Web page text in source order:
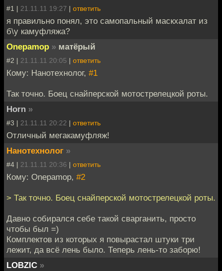
#1 | 21.11.11 19:27 | ответить
я правильно понял, это самопальный маскхалат из
б\у камуфляжа?
Onepamop » матёрый
#2 | 21.11.11 20:05 | ответить
Кому: Нанотехнолог, #1
Так точно. Боец снайперской мотострелецкой роты.
Horn »
#3 | 21.11.11 20:22 | ответить
Отличный мегакамуфляж!
Нанотехнолог »
#4 | 21.11.11 20:36 | ответить
Кому: Onepamop, #2
> Так точно. Боец снайперской мотострелецкой роты.
Давно собирался себе такой сварганить, просто
чтобы был =)
Комплектов из которых я повырастал штуки три
лежит, да всё лень было. Теперь лень-то заборю!
LOBZIC »